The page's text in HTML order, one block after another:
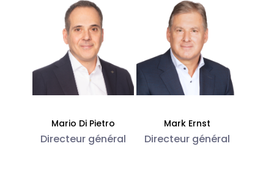
Mario Di Pietro
Directeur général
Mark Ernst
Directeur général